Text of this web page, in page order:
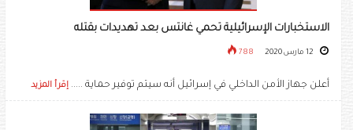
الاستخبارات الإسرائيلية تحمي غانتس بعد تهديدات بقتله
788
أعلن جهاز الأمن الداخلي في إسرائيل أنه سيتم توفير حماية ..... إقرأ المزيد